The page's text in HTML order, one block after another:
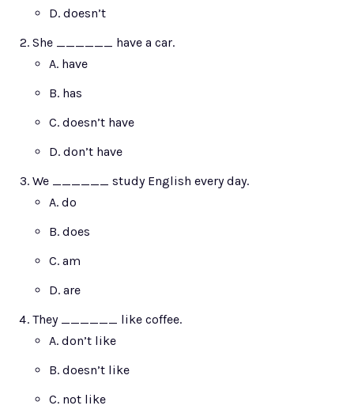
D. doesn’t
She ______ have a car.
A. have
B. has
C. doesn’t have
D. don’t have
We ______ study English every day.
A. do
B. does
C. am
D. are
They ______ like coffee.
A. don’t like
B. doesn’t like
C. not like